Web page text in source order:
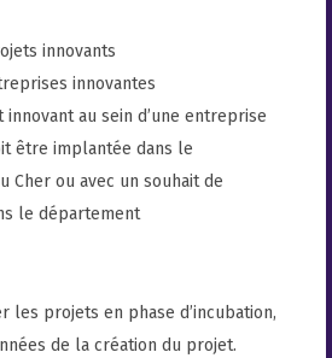
innovants
innovantes
innovant au sein d’une entreprise
être implantée dans le
Cher ou avec un souhait de
le département
les projets en phase d’incubation,
de la création du projet.